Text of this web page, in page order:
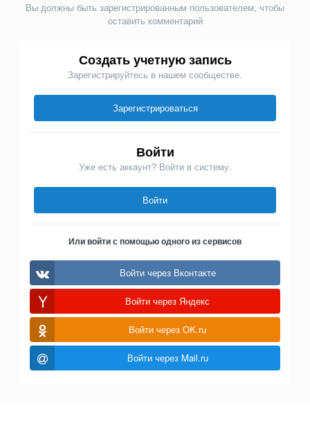
Вы должны быть зарегистрированным пользователем, чтобы
оставить комментарий
Создать учетную запись
Зарегистрируйтесь в нашем сообществе.
Зарегистрироваться
Войти
Уже есть аккаунт? Войти в систему.
Войти
Или войти с помощью одного из сервисов
Войти через Вконтакте
Войти через Яндекс
Войти через OK.ru
Войти через Mail.ru